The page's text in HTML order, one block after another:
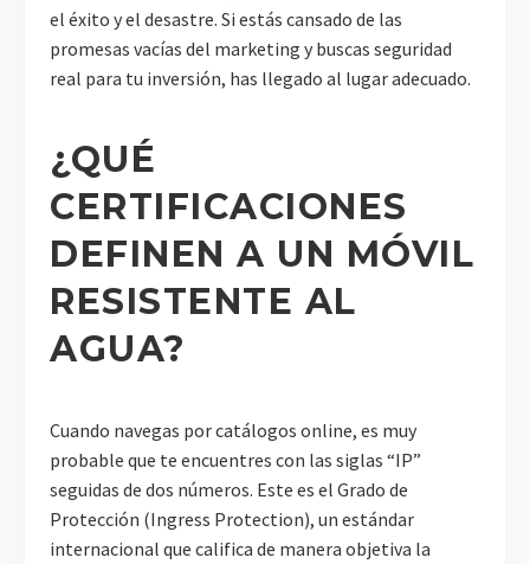
el éxito y el desastre. Si estás cansado de las
promesas vacías del marketing y buscas seguridad
real para tu inversión, has llegado al lugar adecuado.
¿QUÉ
CERTIFICACIONES
DEFINEN A UN MÓVIL
RESISTENTE AL
AGUA?
Cuando navegas por catálogos online, es muy
probable que te encuentres con las siglas “IP”
seguidas de dos números. Este es el Grado de
Protección (Ingress Protection), un estándar
internacional que califica de manera objetiva la